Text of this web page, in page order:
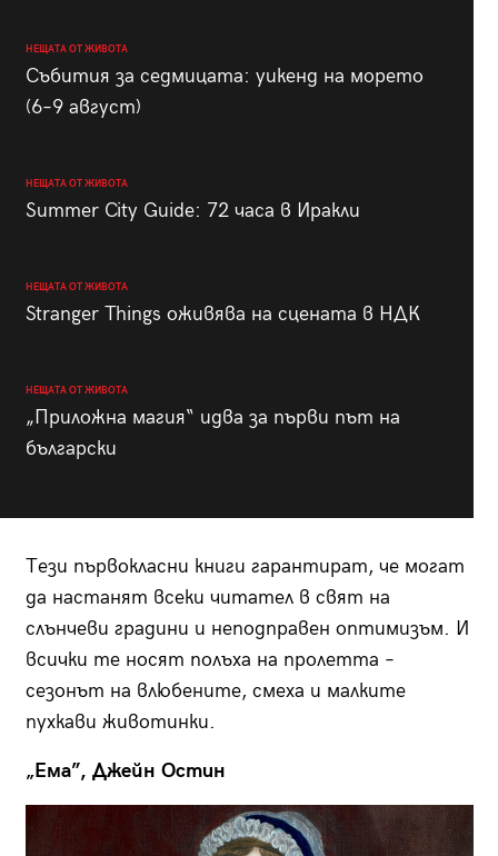
НЕЩАТА ОТ ЖИВОТА
Събития за седмицата: уикенд на морето
(6–9 август)
НЕЩАТА ОТ ЖИВОТА
Summer City Guide: 72 часа в Иракли
НЕЩАТА ОТ ЖИВОТА
Stranger Things оживява на сцената в НДК
НЕЩАТА ОТ ЖИВОТА
„Приложна магия“ идва за първи път на
български
Тези първокласни книги гарантират, че могат
да настанят всеки читател в свят на
слънчеви градини и неподправен оптимизъм. И
всички те носят полъха на пролетта –
сезонът на влюбените, смеха и малките
пухкави животинки.
„Ема”, Джейн Остин